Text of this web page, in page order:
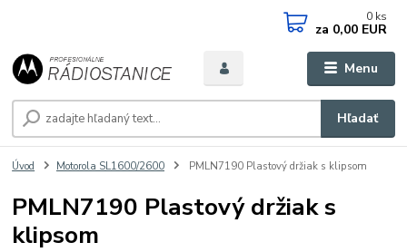
Menu
Hľadať
0 ks
za 0,00 EUR
Úvod Motorola SL1600/2600 PMLN7190 Plastový držiak s klipsom
PMLN7190 Plastový držiak s
klipsom